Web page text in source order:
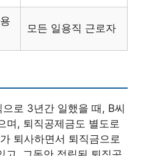
모든 일용직 근로자
로 3년간 일했을 때, B씨
며, 퇴직공제금도 별도로
퇴사하면서 퇴직금으로